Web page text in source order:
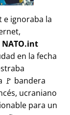
e ignoraba la
NATO.int
en la fecha
🚩 bandera
ucraniano
para un